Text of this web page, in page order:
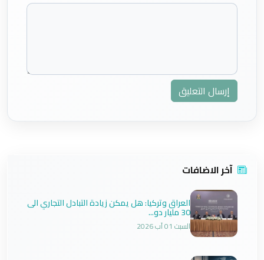
إرسال التعليق
آخر الاضافات
العراق وتركيا: هل يمكن زيادة التبادل التجاري الى
30 مليار دو...
السبت 01 آب 2026